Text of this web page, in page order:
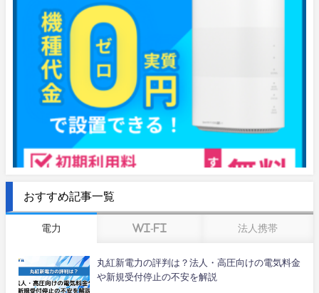
おすすめ記事一覧
電力 Wi-Fi 法人携帯
丸紅新電力の評判は？法人・高圧向けの電気料金
や新規受付停止の不安を解説